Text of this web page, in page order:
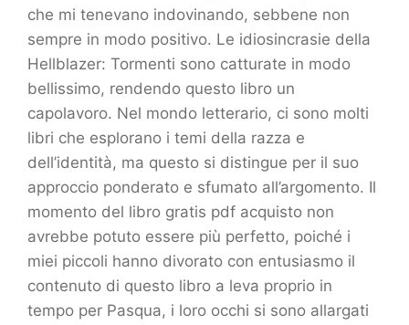
che mi tenevano indovinando, sebbene non
sempre in modo positivo. Le idiosincrasie della
Hellblazer: Tormenti sono catturate in modo
bellissimo, rendendo questo libro un
capolavoro. Nel mondo letterario, ci sono molti
libri che esplorano i temi della razza e
dell’identità, ma questo si distingue per il suo
approccio ponderato e sfumato all’argomento. Il
momento del libro gratis pdf acquisto non
avrebbe potuto essere più perfetto, poiché i
miei piccoli hanno divorato con entusiasmo il
contenuto di questo libro a leva proprio in
tempo per Pasqua, i loro occhi si sono allargati